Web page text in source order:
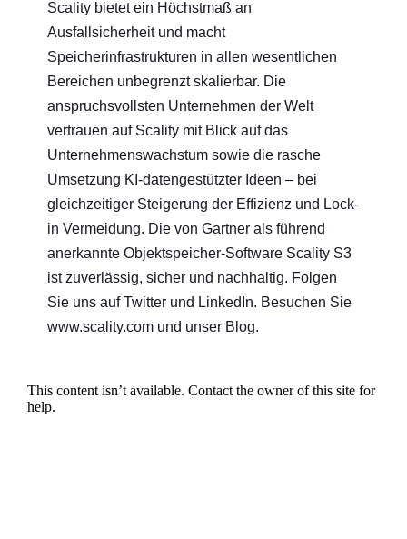
Scality bietet ein Höchstmaß an
Ausfallsicherheit und macht
Speicherinfrastrukturen in allen wesentlichen
Bereichen unbegrenzt skalierbar. Die
anspruchsvollsten Unternehmen der Welt
vertrauen auf Scality mit Blick auf das
Unternehmenswachstum sowie die rasche
Umsetzung KI-datengestützter Ideen – bei
gleichzeitiger Steigerung der Effizienz und Lock-
in Vermeidung. Die von Gartner als führend
anerkannte Objektspeicher-Software Scality S3
ist zuverlässig, sicher und nachhaltig. Folgen
Sie uns auf Twitter und LinkedIn. Besuchen Sie
www.scality.com und unser Blog.